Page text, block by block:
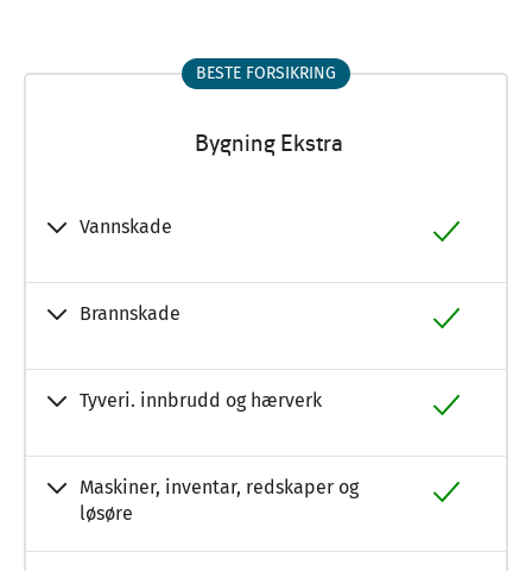
BESTE FORSIKRING
Bygning Ekstra
Vannskade
Brannskade
Tyveri. innbrudd og hærverk
Maskiner, inventar, redskaper og
løsøre